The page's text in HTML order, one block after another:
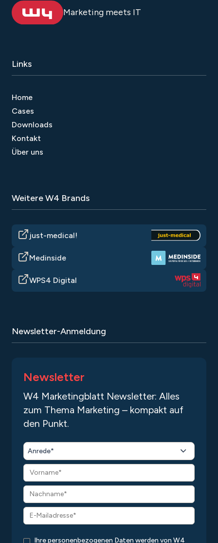
Marketing meets IT
Links
Home
Cases
Downloads
Kontakt
Über uns
Weitere W4 Brands
just-medical!
Medinside
WPS4 Digital
Newsletter-Anmeldung
Newsletter
W4 Marketingblatt Newsletter: Alles
zum Thema Marketing – kompakt auf
den Punkt.
Anrede*
Ihre personenbezogenen Daten werden von W4